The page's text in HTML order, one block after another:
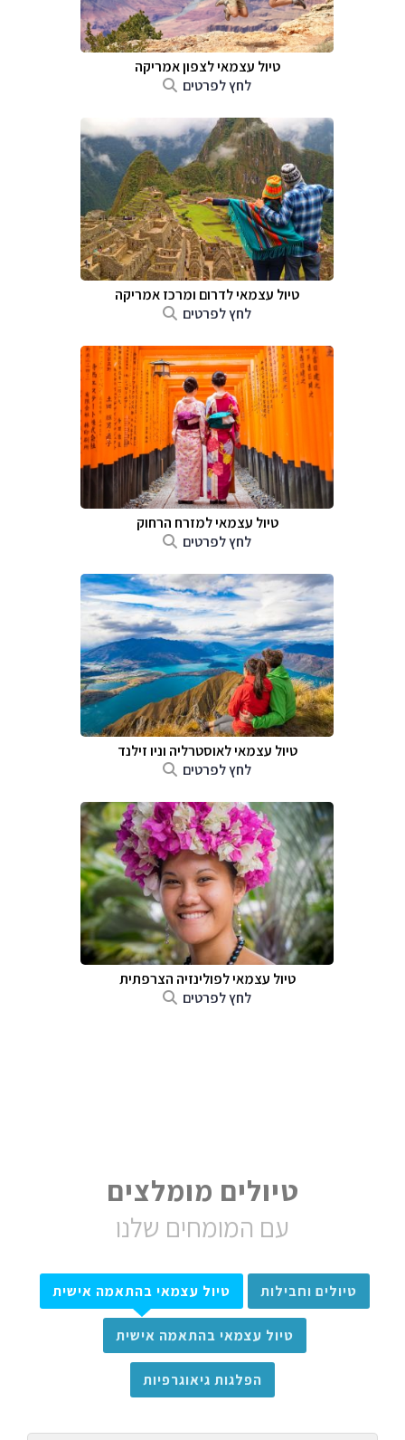
טיול עצמאי לצפון אמריקה
לחץ לפרטים
טיול עצמאי לדרום ומרכז אמריקה
לחץ לפרטים
טיול עצמאי למזרח הרחוק
לחץ לפרטים
טיול עצמאי לאוסטרליה וניו זילנד
לחץ לפרטים
טיול עצמאי לפולינזיה הצרפתית
לחץ לפרטים
טיולים מומלצים
עם המומחים שלנו
טיולים וחבילות טיול עצמאי בהתאמה אישית
טיול עצמאי בהתאמה אישית
הפלגות גיאוגרפיות